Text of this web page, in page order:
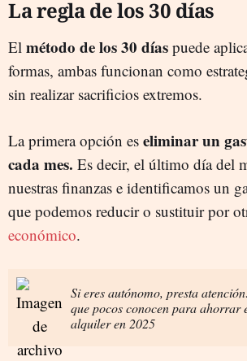
La regla de los 30 días
El método de los 30 días puede
formas, ambas funcionan como
sin realizar sacrificios extremos.
La primera opción es eliminar un
cada mes. Es decir, el último día del
nuestras finanzas e identificamos un
que podemos reducir o sustituir por
económico.
Si eres autónomo, presta
que pocos conocen para ahorrar
alquiler en 2025